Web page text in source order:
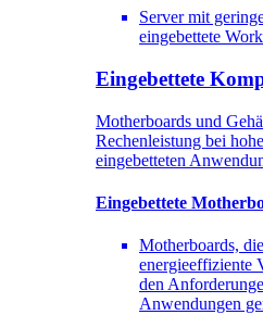
Server mit
eingebettete
Eingebettete
Motherboards und
Rechenleistung bei
eingebetteten
Eingebettete
Motherboards,
energieeffiziente
den
Anwendungen